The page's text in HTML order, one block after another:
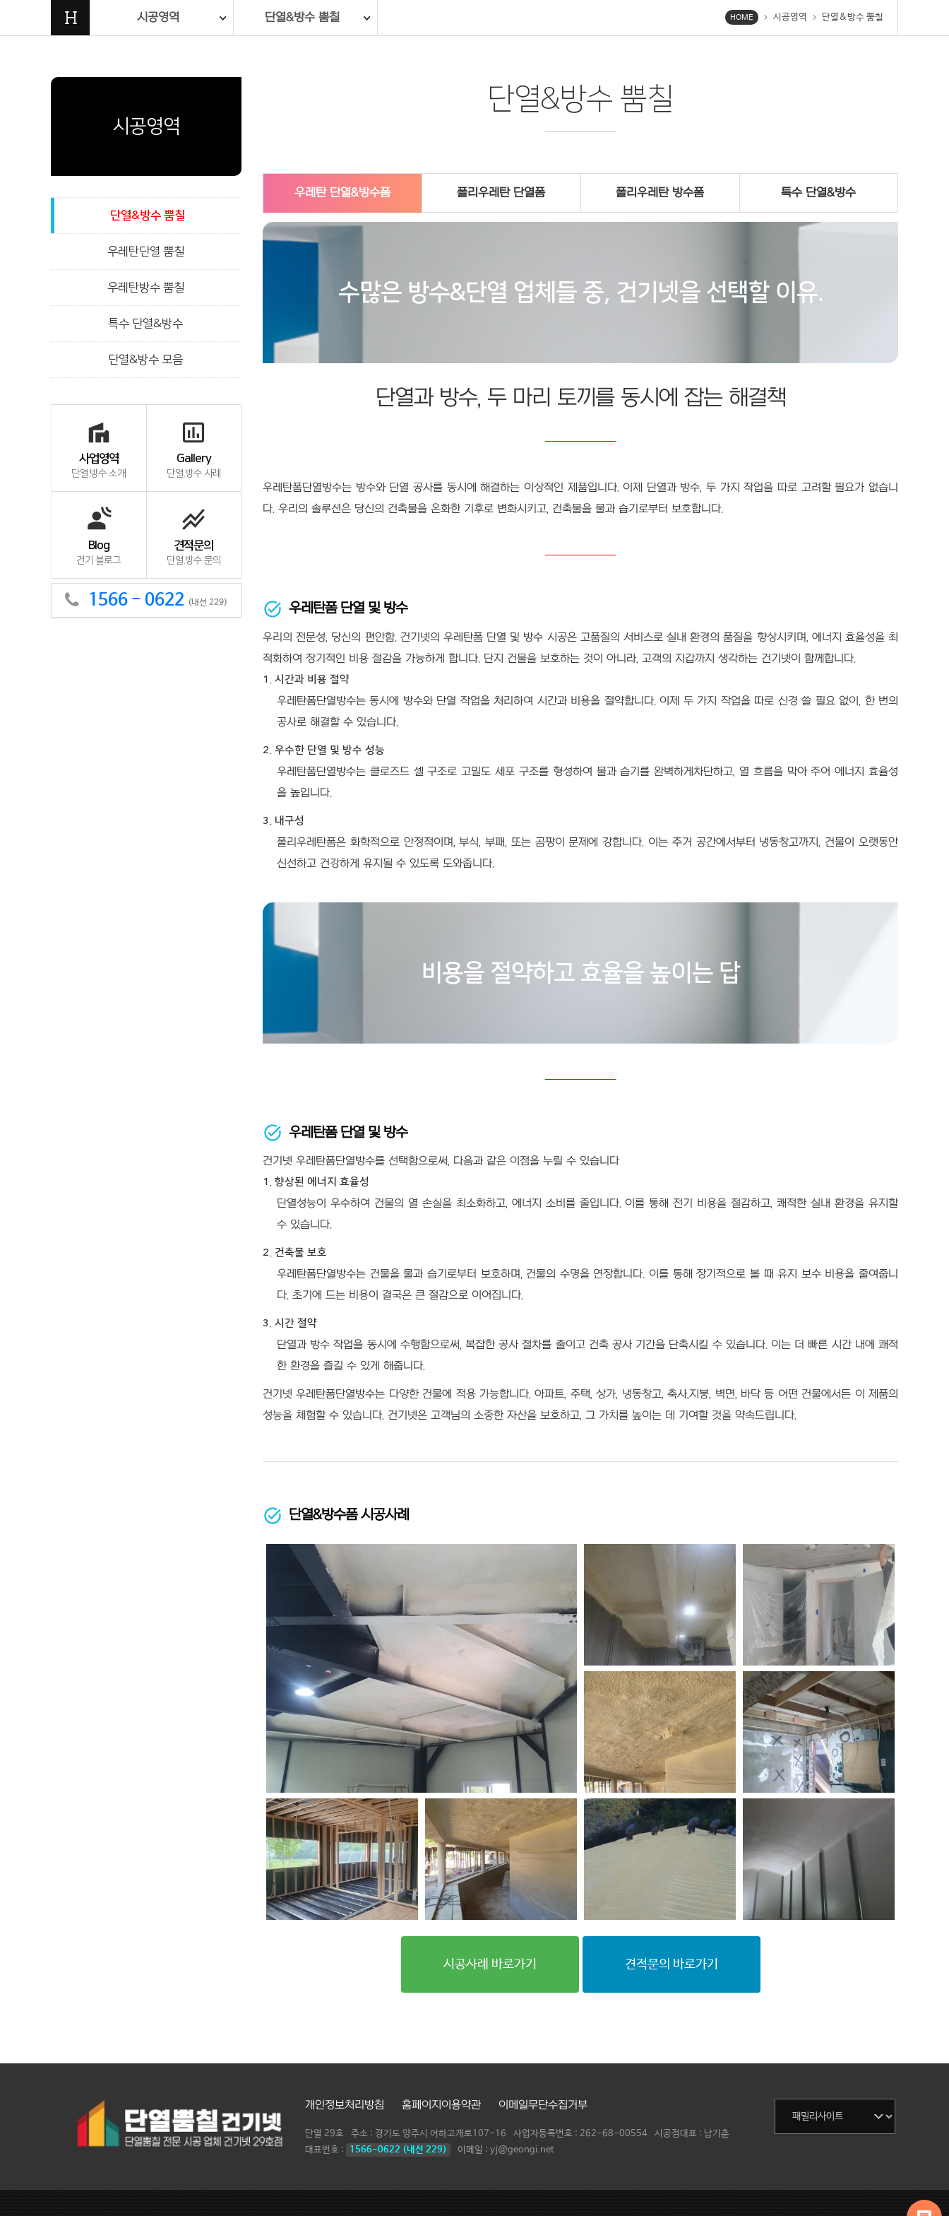
H 시공영역 단열&방수 뿜칠 HOME chevron_right 시공영역 chevron_right 단열&방수 뿜칠
시공영역
단열&방수 뿜칠
우레탄단열 뿜칠
우레탄방수 뿜칠
특수 단열&방수
단열&방수 모음
villa
사업영역
단열.방수 소개
insert_chart_outlined
Gallery
단열.방수 사례
spatial_audio
Blog
건기 블로그
stacked_line_chart
견적문의
단열.방수 문의
1566 - 0622 (내선 229)
단열&방수 뿜칠
우레탄 단열&방수폼 폴리우레탄 단열폼 폴리우레탄 방수폼 특수 단열&방수
수많은 방수&단열 업체들 중, 건기넷을 선택할 이유.
단열과 방수, 두 마리 토끼를 동시에 잡는 해결책
우레탄폼단열방수는 방수와 단열 공사를 동시에 해결하는 이상적인 제품입니다. 이제 단열과 방수, 두 가지 작업을 따로 고려할 필요가 없습니
다. 우리의 솔루션은 당신의 건축물을 온화한 기후로 변화시키고, 건축물을 물과 습기로부터 보호합니다.
우레탄폼 단열 및 방수
우리의 전문성, 당신의 편안함. 건기넷의 우레탄폼 단열 및 방수 시공은 고품질의 서비스로 실내 환경의 품질을 향상시키며, 에너지 효율성을 최
적화하여 장기적인 비용 절감을 가능하게 합니다. 단지 건물을 보호하는 것이 아니라, 고객의 지갑까지 생각하는 건기넷이 함께합니다.
1. 시간과 비용 절약
우레탄폼단열방수는 동시에 방수와 단열 작업을 처리하여 시간과 비용을 절약합니다. 이제 두 가지 작업을 따로 신경 쓸 필요 없이, 한 번의
공사로 해결할 수 있습니다.
2. 우수한 단열 및 방수 성능
우레탄폼단열방수는 클로즈드 셀 구조로 고밀도 세포 구조를 형성하여 물과 습기를 완벽하게차단하고, 열 흐름을 막아 주어 에너지 효율성
을 높입니다.
3. 내구성
폴리우레탄폼은 화학적으로 안정적이며, 부식, 부패, 또는 곰팡이 문제에 강합니다. 이는 주거 공간에서부터 냉동창고까지, 건물이 오랫동안
신선하고 건강하게 유지될 수 있도록 도와줍니다.
비용을 절약하고 효율을 높이는 답
우레탄폼 단열 및 방수
건기넷 우레탄폼단열방수를 선택함으로써, 다음과 같은 이점을 누릴 수 있습니다
1. 향상된 에너지 효율성
단열성능이 우수하여 건물의 열 손실을 최소화하고, 에너지 소비를 줄입니다. 이를 통해 전기 비용을 절감하고, 쾌적한 실내 환경을 유지할
수 있습니다.
2. 건축물 보호
우레탄폼단열방수는 건물을 물과 습기로부터 보호하며, 건물의 수명을 연장합니다. 이를 통해 장기적으로 볼 때 유지 보수 비용을 줄여줍니
다. 초기에 드는 비용이 결국은 큰 절감으로 이어집니다.
3. 시간 절약
단열과 방수 작업을 동시에 수행함으로써, 복잡한 공사 절차를 줄이고 건축 공사 기간을 단축시킬 수 있습니다. 이는 더 빠른 시간 내에 쾌적
한 환경을 즐길 수 있게 해줍니다.
건기넷 우레탄폼단열방수는 다양한 건물에 적용 가능합니다. 아파트, 주택, 상가, 냉동창고, 축사,지붕, 벽면, 바닥 등 어떤 건물에서든 이 제품의
성능을 체험할 수 있습니다. 건기넷은 고객님의 소중한 자산을 보호하고, 그 가치를 높이는 데 기여할 것을 약속드립니다.
단열&방수폼 시공사례
시공사례 바로가기 견적문의 바로가기
개인정보처리방침 홈페이지이용약관 이메일무단수집거부
단열 29호 주소 : 경기도 양주시 어하고개로107-16 사업자등록번호 : 262-68-00554 시공점대표 : 남기춘
대표번호 :
1566-0622 (내선 229) 이메일 : yj@geongi.net